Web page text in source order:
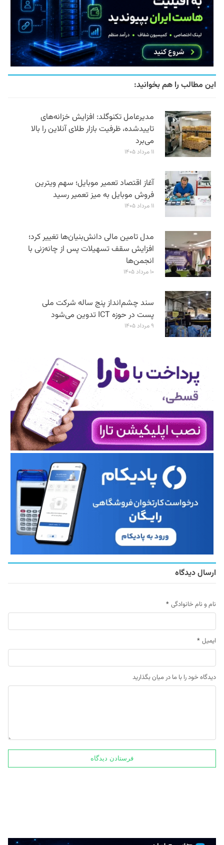
این مطالب را هم بخوانید:
مدیرعامل تکنوگلد: افزایش خزانه‌های
تاییدشده، ظرفیت بازار طلای آنلاین را بالا
می‌برد
۱۱ مرداد ۱۴۰۵
آغاز اقتصاد تعمیر موبایل؛ سهم ویترین
فروش موبایل به میز تعمیر رسید
۱۱ مرداد ۱۴۰۵
مدل تامین مالی دانش‌بنیان‌ها تغییر کرد؛
افزایش سقف تسهیلات پس از چانه‌زنی با
انجمن‌ها
۱۰ مرداد ۱۴۰۵
سند چشم‌انداز پنج ساله شرکت ملی
پست در حوزه ICT تدوین می‌شود
۹ مرداد ۱۴۰۵
ارسال دیدگاه
نام و نام خانوادگی *
ایمیل *
دیدگاه خود را با ما در میان بگذارید